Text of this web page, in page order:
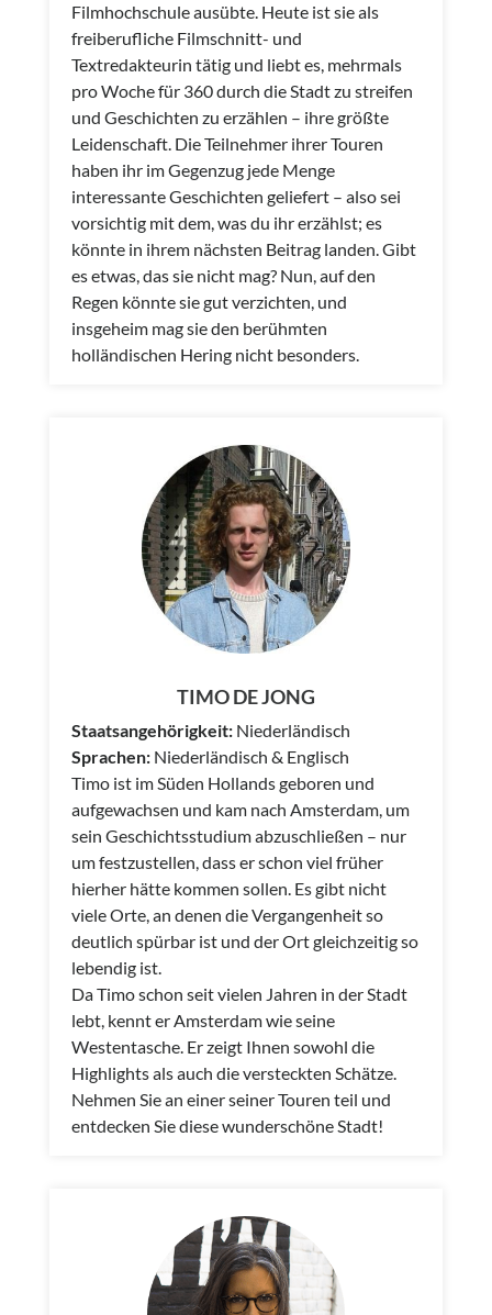
Filmhochschule ausübte. Heute ist sie als
freiberufliche Filmschnitt- und
Textredakteurin tätig und liebt es, mehrmals
pro Woche für 360 durch die Stadt zu streifen
und Geschichten zu erzählen – ihre größte
Leidenschaft. Die Teilnehmer ihrer Touren
haben ihr im Gegenzug jede Menge
interessante Geschichten geliefert – also sei
vorsichtig mit dem, was du ihr erzählst; es
könnte in ihrem nächsten Beitrag landen. Gibt
es etwas, das sie nicht mag? Nun, auf den
Regen könnte sie gut verzichten, und
insgeheim mag sie den berühmten
holländischen Hering nicht besonders.
TIMO DE JONG
Staatsangehörigkeit:Niederländisch
Sprachen:Niederländisch & Englisch
Timo ist im Süden Hollands geboren und
aufgewachsen und kam nach Amsterdam, um
sein Geschichtsstudium abzuschließen – nur
um festzustellen, dass er schon viel früher
hierher hätte kommen sollen. Es gibt nicht
viele Orte, an denen die Vergangenheit so
deutlich spürbar ist und der Ort gleichzeitig so
lebendig ist.
Da Timo schon seit vielen Jahren in der Stadt
lebt, kennt er Amsterdam wie seine
Westentasche. Er zeigt Ihnen sowohl die
Highlights als auch die versteckten Schätze.
Nehmen Sie an einer seiner Touren teil und
entdecken Sie diese wunderschöne Stadt!